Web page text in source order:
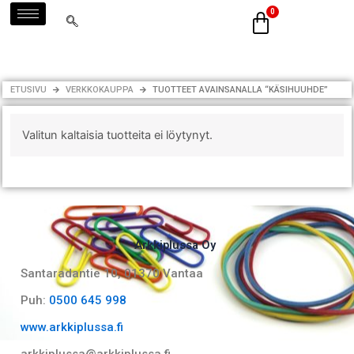
Siirry
sisältöön
ETUSIVU VERKKOKAUPPA TUOTTEET AVAINSANALLA “KÄSIHUUHDE”
Valitun kaltaisia tuotteita ei löytynyt.
Arkkiplussa Oy
Santaradantie 10, 01370 Vantaa​
Puh: 0500 645 998
www.arkkiplussa.fi